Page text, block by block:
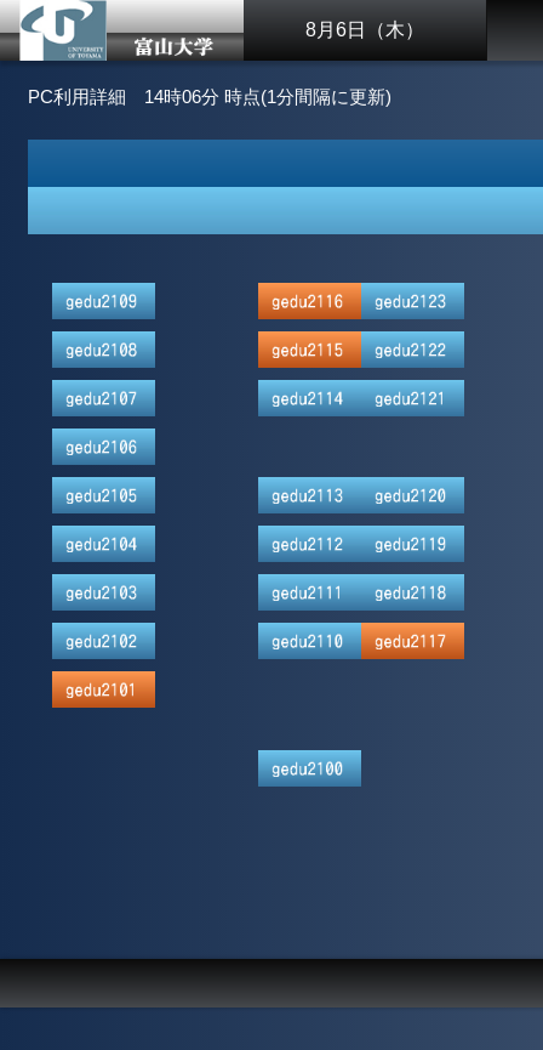
8月6日（木）
PC利用詳細 14時06分 時点(1分間隔に更新)